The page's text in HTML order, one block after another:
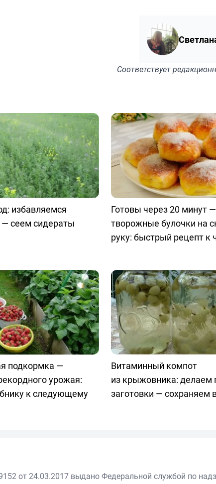
Соответствует
избавляемся
— сеем сидераты
Готовы через 20 минут —
творожные булочки на
руку: быстрый рецепт к
подкормка —
урожая:
к следующему
Витаминный компот
из крыжовника: делаем
заготовки — сохраняем
от 24.03.2017 выдано Федеральной службой по